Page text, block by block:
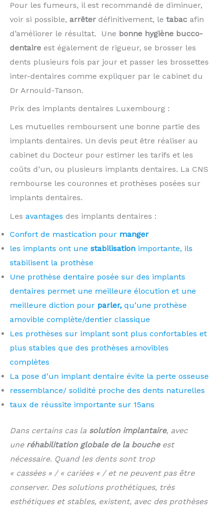
Pour les fumeurs, il est recommandé de diminuer,
voir si possible, arrêter définitivement, le tabac afin
d’améliorer le résultat. Une bonne hygiène bucco-
dentaire est également de rigueur, se brosser les
dents plusieurs fois par jour et passer les brossettes
inter-dentaires comme expliquer par le cabinet du
Dr Arnould-Tanson.
Prix des implants dentaires Luxembourg :
Les mutuelles remboursent une bonne partie des
implants dentaires. Un devis peut être réaliser au
cabinet du Docteur pour estimer les tarifs et les
coûts d’un, ou plusieurs implants dentaires. La CNS
rembourse les couronnes et prothèses posées sur
implants dentaires.
Les avantages des implants dentaires :
Confort de mastication pour manger
les implants ont une stabilisation importante, ils
stabilisent la prothèse
Une prothèse dentaire posée sur des implants
dentaires permet une meilleure élocution et une
meilleure diction pour parler, qu’une prothèse
amovible complète/dentier classique
Les prothèses sur implant sont plus confortables et
plus stables que des prothèses amovibles
complètes
La pose d’un implant dentaire évite la perte osseuse
ressemblance/ solidité proche des dents naturelles
taux de réussite importante sur 15ans
Dans certains cas la solution implantaire, avec
une réhabilitation globale de la boucheest
nécessaire. Quand les dents sont trop
« cassées » / « cariées « / et ne peuvent pas être
conserver. Des solutions prothétiques, très
esthétiques et stables, existent, avec des prothèses